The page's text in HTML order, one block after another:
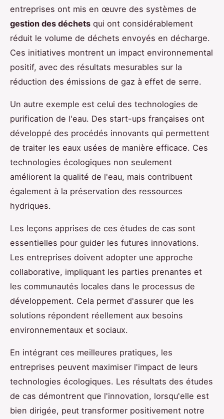
entreprises ont mis en œuvre des systèmes de
gestion des déchets qui ont considérablement
réduit le volume de déchets envoyés en décharge.
Ces initiatives montrent un impact environnemental
positif, avec des résultats mesurables sur la
réduction des émissions de gaz à effet de serre.
Un autre exemple est celui des technologies de
purification de l'eau. Des start-ups françaises ont
développé des procédés innovants qui permettent
de traiter les eaux usées de manière efficace. Ces
technologies écologiques non seulement
améliorent la qualité de l'eau, mais contribuent
également à la préservation des ressources
hydriques.
Les leçons apprises de ces études de cas sont
essentielles pour guider les futures innovations.
Les entreprises doivent adopter une approche
collaborative, impliquant les parties prenantes et
les communautés locales dans le processus de
développement. Cela permet d'assurer que les
solutions répondent réellement aux besoins
environnementaux et sociaux.
En intégrant ces meilleures pratiques, les
entreprises peuvent maximiser l'impact de leurs
technologies écologiques. Les résultats des études
de cas démontrent que l'innovation, lorsqu'elle est
bien dirigée, peut transformer positivement notre